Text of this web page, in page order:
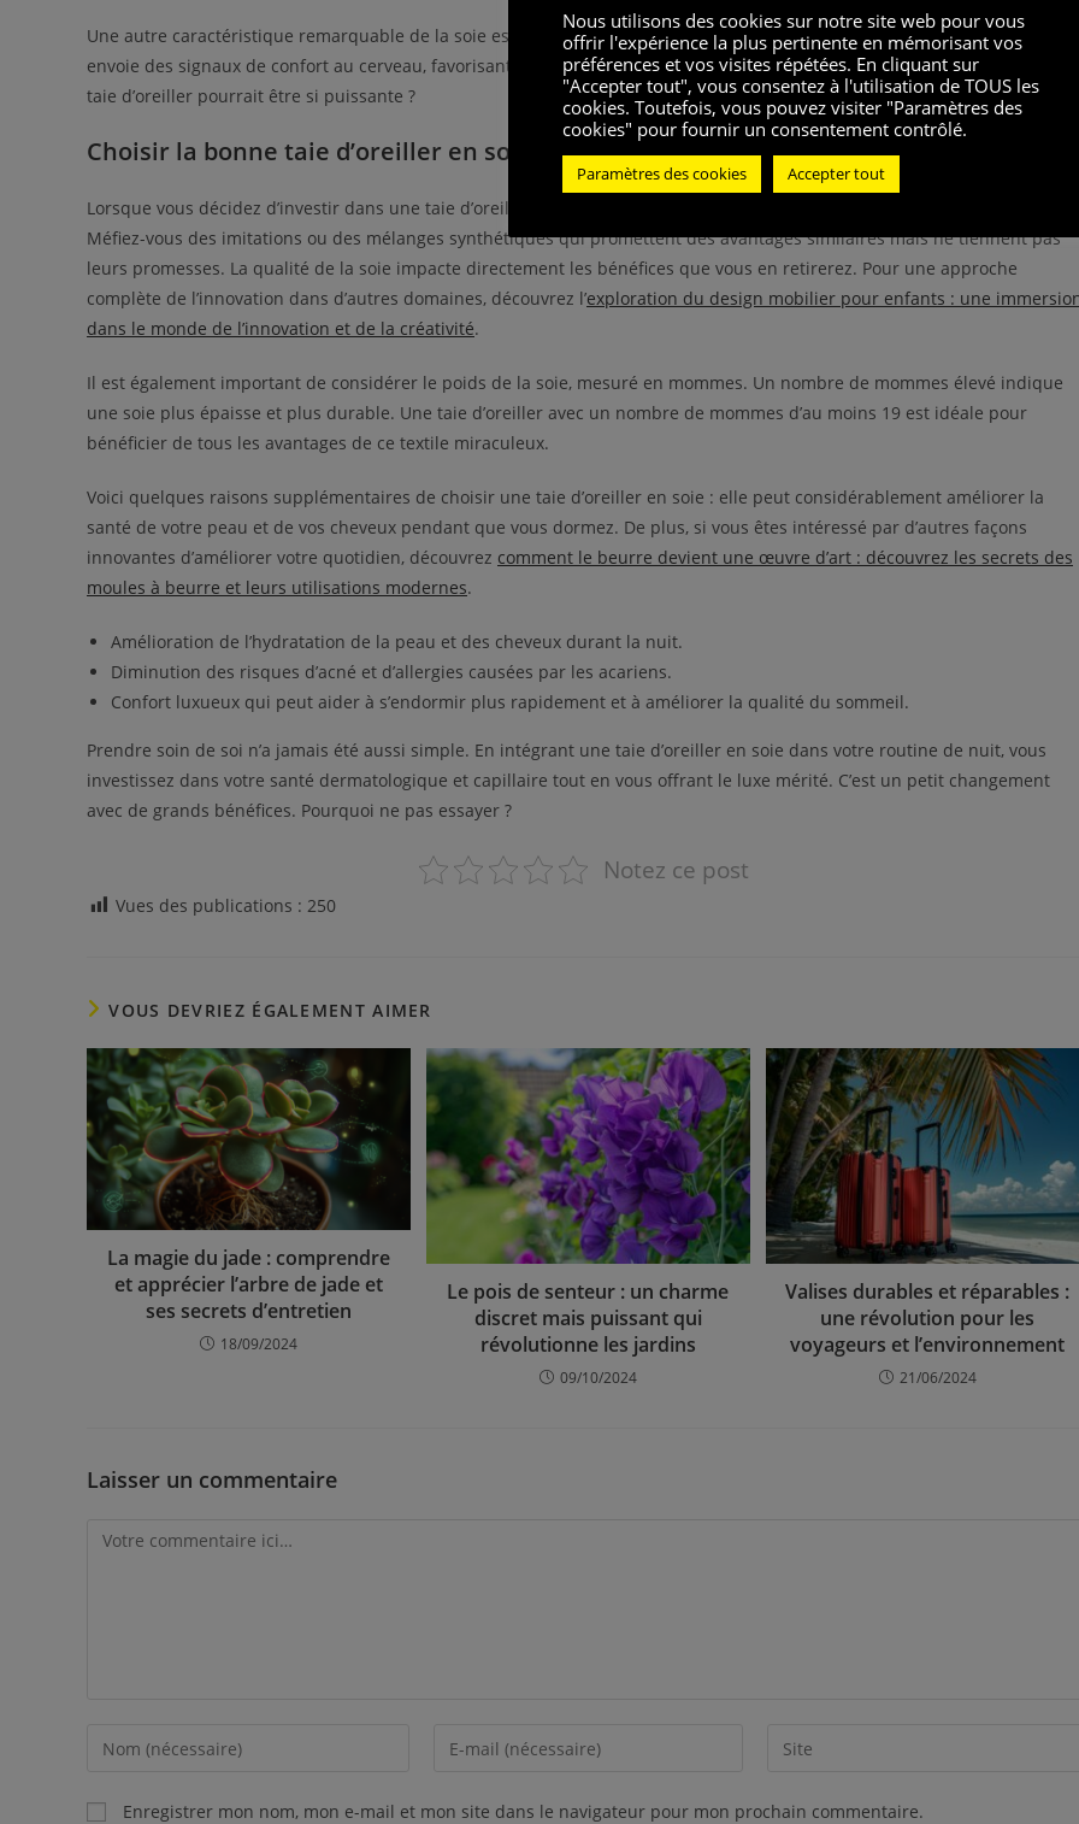
Une autre caractéristique remarquable de la soie est son effet sur le bien-être mental. Le contact doux et luxueux de la
envoie des signaux de confort au cerveau, favorisant ainsi une meilleure qualité de sommeil. Qui aurait cru qu’une simple
taie d’oreiller pourrait être si puissante ?
Choisir la bonne taie d’oreiller en soie
Lorsque vous décidez d’investir dans une taie d’oreiller en soie, assurez-vous qu’elle soit faite de soie de mûrier 100%
Méfiez-vous des imitations ou des mélanges synthétiques qui promettent des avantages similaires mais ne tiennent pas
leurs promesses. La qualité de la soie impacte directement les bénéfices que vous en retirerez. Pour une approche
complète de l’innovation dans d’autres domaines, découvrez l’exploration du design mobilier pour enfants : une
dans le monde de l’innovation et de la créativité.
Il est également important de considérer le poids de la soie, mesuré en mommes. Un nombre de mommes élevé indique
une soie plus épaisse et plus durable. Une taie d’oreiller avec un nombre de mommes d’au moins 19 est idéale pour
bénéficier de tous les avantages de ce textile miraculeux.
Voici quelques raisons supplémentaires de choisir une taie d’oreiller en soie : elle peut considérablement améliorer la
santé de votre peau et de vos cheveux pendant que vous dormez. De plus, si vous êtes intéressé par d’autres façons
innovantes d’améliorer votre quotidien, découvrez comment le beurre devient une œuvre d’art : découvrez les secrets des
moules à beurre et leurs utilisations modernes.
Amélioration de l’hydratation de la peau et des cheveux durant la nuit.
Diminution des risques d’acné et d’allergies causées par les acariens.
Confort luxueux qui peut aider à s’endormir plus rapidement et à améliorer la qualité du sommeil.
Prendre soin de soi n’a jamais été aussi simple. En intégrant une taie d’oreiller en soie dans votre routine de nuit, vous
investissez dans votre santé dermatologique et capillaire tout en vous offrant le luxe mérité. C’est un petit changement
avec de grands bénéfices. Pourquoi ne pas essayer ?
Notez ce post
Vues des publications : 250
VOUS DEVRIEZ ÉGALEMENT AIMER
La magie du jade : comprendre
et apprécier l’arbre de jade et
ses secrets d’entretien
18/09/2024
Le pois de senteur : un charme
discret mais puissant qui
révolutionne les jardins
09/10/2024
Valises durables et réparables :
une révolution pour les
voyageurs et l’environnement
21/06/2024
Laisser un commentaire
Enregistrer mon nom, mon e-mail et mon site dans le navigateur pour mon prochain commentaire.
Nous utilisons des cookies sur notre site web pour vous
offrir l'expérience la plus pertinente en mémorisant vos
préférences et vos visites répétées. En cliquant sur
"Accepter tout", vous consentez à l'utilisation de TOUS les
cookies. Toutefois, vous pouvez visiter "Paramètres des
cookies" pour fournir un consentement contrôlé.
Paramètres des cookies Accepter tout